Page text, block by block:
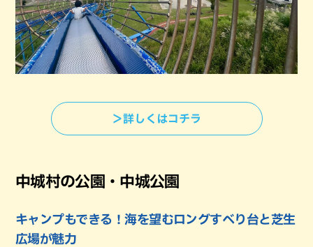
＞詳しくはコチラ
中城村の公園・中城公園
キャンプもできる！海を望むロングすべり台と芝生
広場が魅力